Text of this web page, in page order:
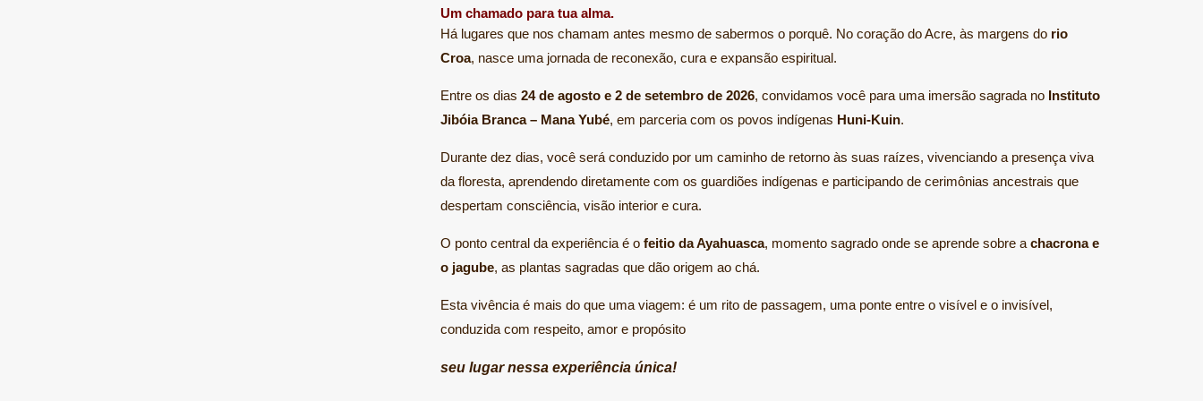
Um chamado para tua alma.
Há lugares que nos chamam antes mesmo de sabermos o porquê. No coração do Acre, às margens do rio
Croa, nasce uma jornada de reconexão, cura e expansão espiritual.
Entre os dias 24 de agosto e 2 de setembro de 2026, convidamos você para uma imersão sagrada no Instituto
Jibóia Branca – Mana Yubé, em parceria com os povos indígenas Huni-Kuin.
Durante dez dias, você será conduzido por um caminho de retorno às suas raízes, vivenciando a presença viva
da floresta, aprendendo diretamente com os guardiões indígenas e participando de cerimônias ancestrais que
despertam consciência, visão interior e cura.
O ponto central da experiência é o feitio da Ayahuasca, momento sagrado onde se aprende sobre a chacrona e
o jagube, as plantas sagradas que dão origem ao chá.
Esta vivência é mais do que uma viagem: é um rito de passagem, uma ponte entre o visível e o invisível,
conduzida com respeito, amor e propósito
seu lugar nessa experiência única!